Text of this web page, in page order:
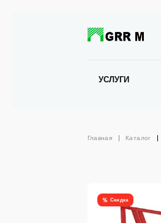
УСЛУГИ
Главная Каталог
Скидка